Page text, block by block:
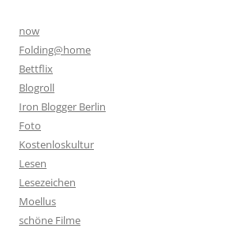
now
Folding@home
Bettflix
Blogroll
Iron Blogger Berlin
Foto
Kostenloskultur
Lesen
Lesezeichen
Moellus
schöne Filme